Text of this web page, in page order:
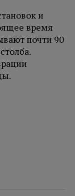
и
время
почти 90